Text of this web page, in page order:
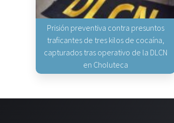
Prisión preventiva contra presuntos
traficantes de tres kilos de cocaína,
capturados tras operativo de la DLCN
en Choluteca